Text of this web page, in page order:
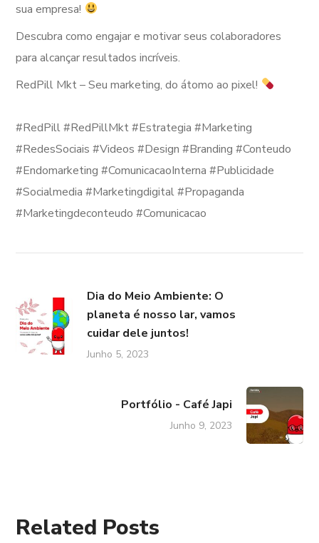
sua empresa!
Descubra como engajar e motivar seus colaboradores
para alcançar resultados incríveis.
RedPill Mkt – Seu marketing, do átomo ao pixel!
#RedPill #RedPillMkt #Estrategia #Marketing
#RedesSociais #Videos #Design #Branding #Conteudo
#Endomarketing #ComunicacaoInterna #Publicidade
#Socialmedia #Marketingdigital #Propaganda
#Marketingdeconteudo #Comunicacao
Dia do Meio Ambiente: O
planeta é nosso lar, vamos
cuidar dele juntos!
Junho 5, 2023
Portfólio - Café Japi
Junho 9, 2023
Related Posts